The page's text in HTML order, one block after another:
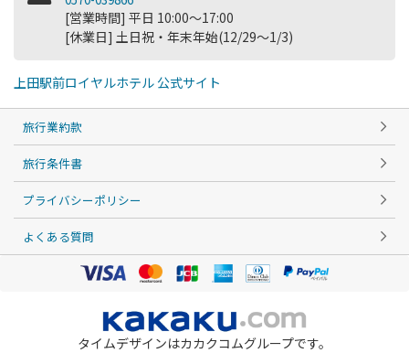
[営業時間] 平日 10:00～17:00
[休業日] 土日祝・年末年始(12/29～1/3)
上田駅前ロイヤルホテル 公式サイト
旅行業約款
旅行条件書
プライバシーポリシー
よくある質問
タイムデザインはカカクコムグループです。